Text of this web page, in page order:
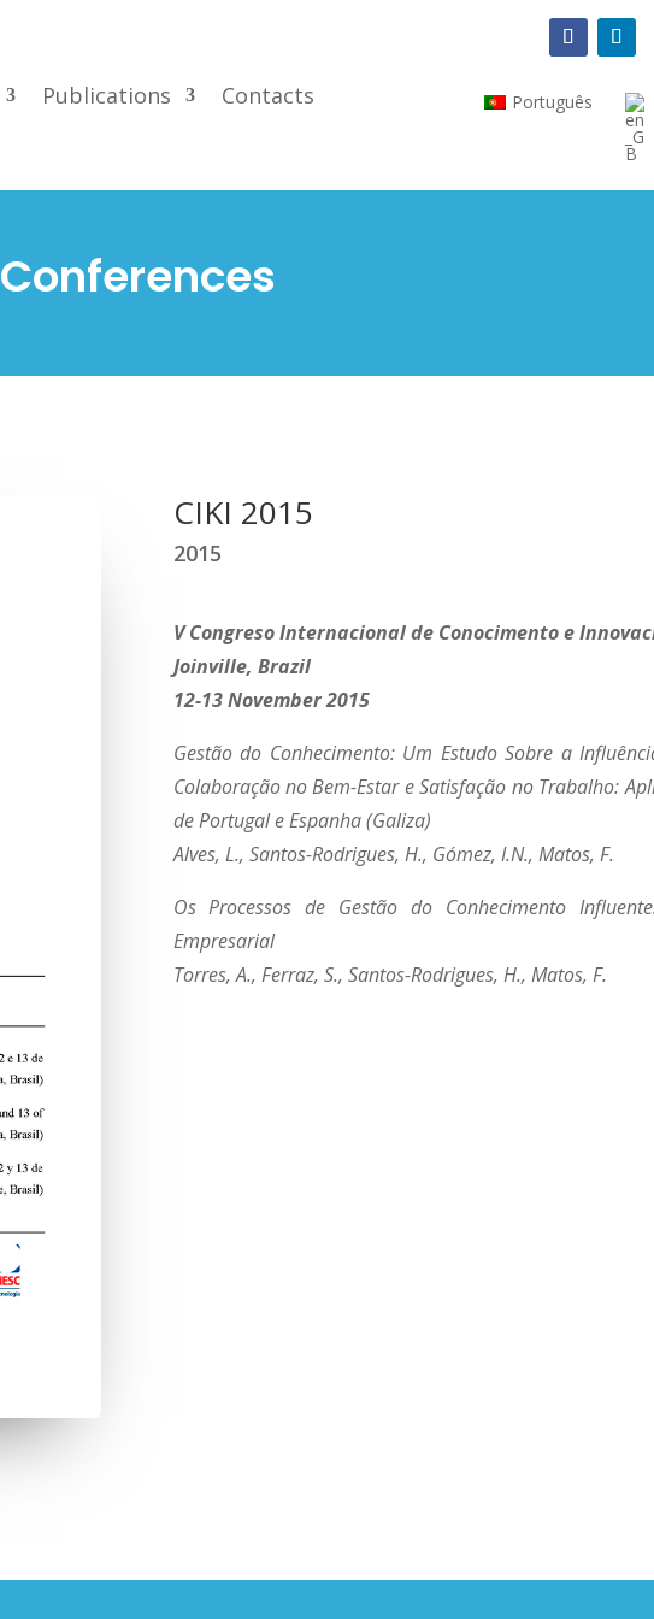
Publications Contacts Português
Conferences
CIKI 2015
2015
V Congreso Internacional de Conocimento e
Joinville, Brazil
12-13 November 2015
Gestão do Conhecimento: Um Estudo Sobre a
Colaboração no Bem-Estar e Satisfação no Trabalho:
de Portugal e Espanha (Galiza)
Alves, L., Santos-Rodrigues, H., Gómez, I.N., Matos, F.
Os Processos de Gestão do Conhecimento
Empresarial
Torres, A., Ferraz, S., Santos-Rodrigues, H., Matos, F.